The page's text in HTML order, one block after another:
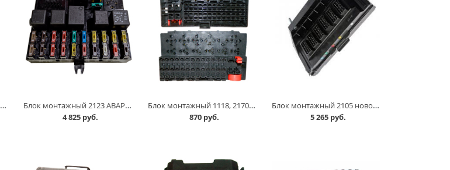
Блок монтажный 21214 дополнительный в Челябинске Блок монтажный 2123 АВАР в Челябинске
4 825 руб.
Блок монтажный 1118, 2170 /корпус/ АВАР в Челябинске
870 руб.
Блок монтажный 2105 нового образца АВАР в Челябинске
5 265 руб.